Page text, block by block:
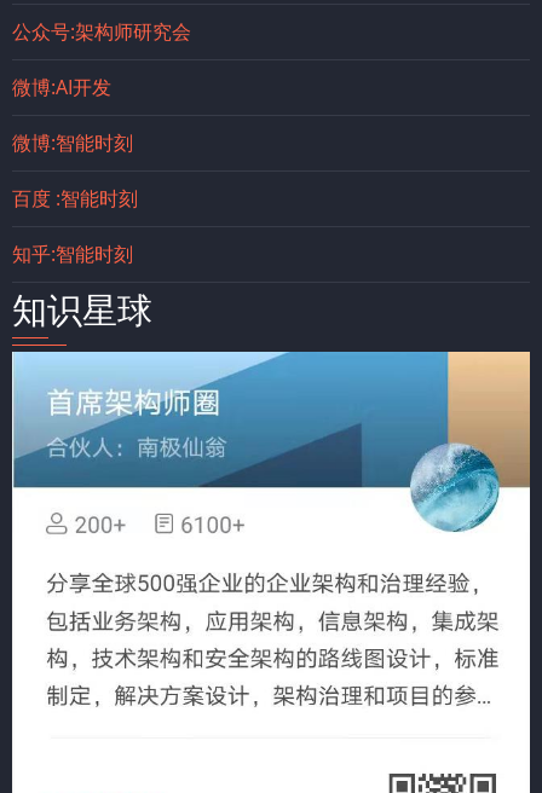
公众号:架构师研究会
微博:AI开发
微博:智能时刻
百度 :智能时刻
知乎:智能时刻
知识星球